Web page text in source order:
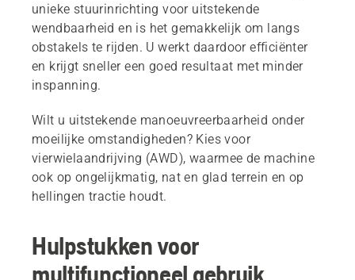
unieke stuurinrichting voor uitstekende
wendbaarheid en is het gemakkelijk om langs
obstakels te rijden. U werkt daardoor efficiënter
en krijgt sneller een goed resultaat met minder
inspanning.
Wilt u uitstekende manoeuvreerbaarheid onder
moeilijke omstandigheden? Kies voor
vierwielaandrijving (AWD), waarmee de machine
ook op ongelijkmatig, nat en glad terrein en op
hellingen tractie houdt.
Hulpstukken voor
multifunctioneel gebruik